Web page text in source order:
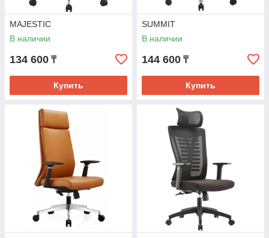
MAJESTIC
В наличии
134 600 ₸
Купить
SUMMIT
В наличии
144 600 ₸
Купить